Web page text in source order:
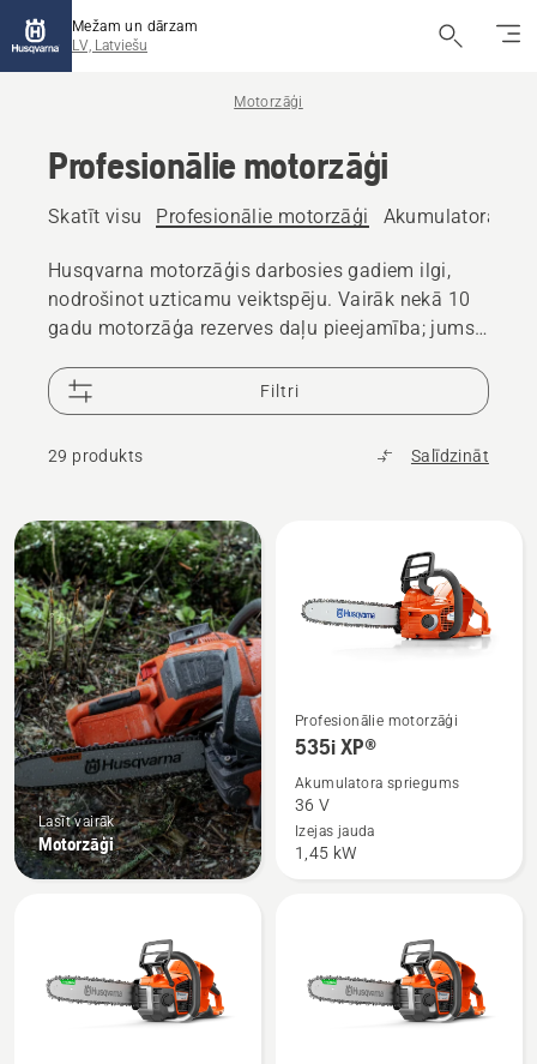
Mežam un dārzam
LV, Latviešu
Motorzāģi
Profesionālie motorzāģi
Skatīt visu Profesionālie motorzāģi Akumulatora un
Husqvarna motorzāģis darbosies gadiem ilgi,
nodrošinot uzticamu veiktspēju. Vairāk nekā 10
gadu motorzāģa rezerves daļu pieejamība; jums
Filtri
29 produkts Salīdzināt
Visi
produkti
Lasīt vairāk
Motorzāģi
Skatīt
vairāk
par
535i
XP®
Profesionālie motorzāģi
535i XP®
Akumulatora spriegums
36 V
Izejas jauda
1,45 kW